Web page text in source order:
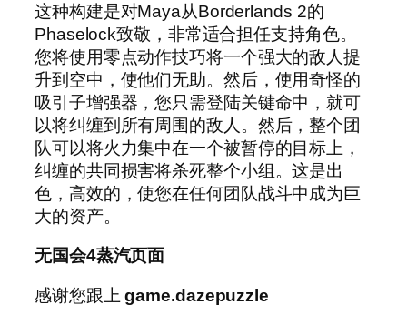
这种构建是对Maya从Borderlands 2的
Phaselock致敬，非常适合担任支持角色。
您将使用零点动作技巧将一个强大的敌人提
升到空中，使他们无助。然后，使用奇怪的
吸引子增强器，您只需登陆关键命中，就可
以将纠缠到所有周围的敌人。然后，整个团
队可以将火力集中在一个被暂停的目标上，
纠缠的共同损害将杀死整个小组。这是出
色，高效的，使您在任何团队战斗中成为巨
大的资产。
无国会4蒸汽页面
感谢您跟上game.dazepuzzle